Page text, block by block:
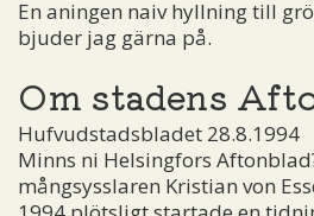
En aningen naiv hyllning till
bjuder jag gärna på.
Om stadens
Hufvudstadsbladet 28.8.1994
Minns ni Helsingfors
mångsysslaren Kristian von